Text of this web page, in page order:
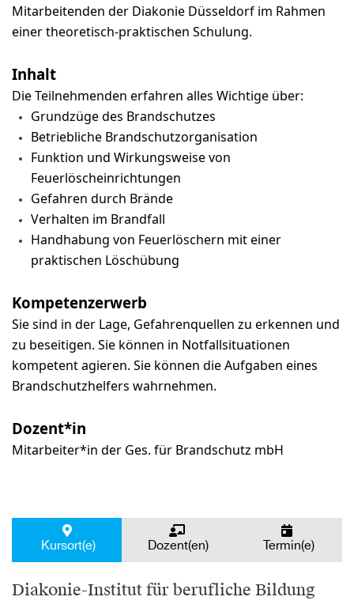
Mitarbeitenden der Diakonie Düsseldorf im Rahmen
einer theoretisch-praktischen Schulung.
Inhalt
Die Teilnehmenden erfahren alles Wichtige über:
Grundzüge des Brandschutzes
Betriebliche Brandschutzorganisation
Funktion und Wirkungsweise von
Feuerlöscheinrichtungen
Gefahren durch Brände
Verhalten im Brandfall
Handhabung von Feuerlöschern mit einer
praktischen Löschübung
Kompetenzerwerb
Sie sind in der Lage, Gefahrenquellen zu erkennen und
zu beseitigen. Sie können in Notfallsituationen
kompetent agieren. Sie können die Aufgaben eines
Brandschutzhelfers wahrnehmen.
Dozent*in
Mitarbeiter*in der Ges. für Brandschutz mbH
Kursort(e) Dozent(en) Termin(e)
Diakonie-Institut für berufliche Bildung